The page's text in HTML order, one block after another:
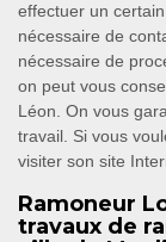
effectuer un
nécessaire de
nécessaire de
on peut vous
Léon. On vous
travail. Si vous
visiter son site
Ramoneur
travaux de